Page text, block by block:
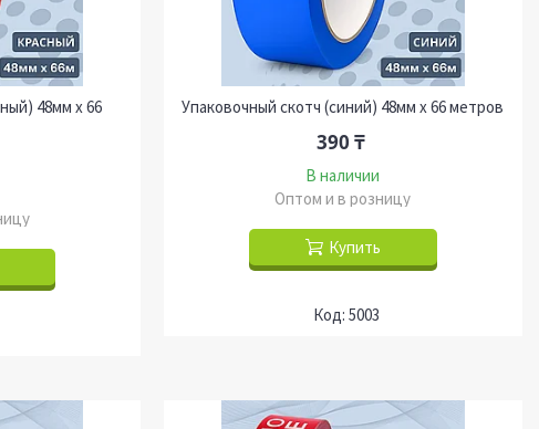
48мм х 66
Упаковочный скотч (синий) 48мм х 66 метров
390 ₸
В наличии
Оптом и в розницу
Купить
5003